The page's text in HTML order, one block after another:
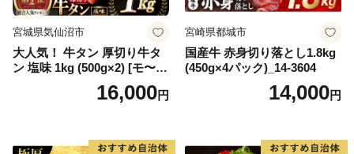
宮城県気仙沼市
大人気！ 牛タン 厚切り牛タ
ン 塩味 1kg (500g×2) [モ〜ラ
ンド 宮城県 気仙沼市 205646
60] 肉 牛肉 精肉 牛たん 牛タ
厚切り タン
16,000円
宮崎県都城市
国産牛 赤身切り落とし1.8kg
(450g×4パック)_14-3604
14,000円